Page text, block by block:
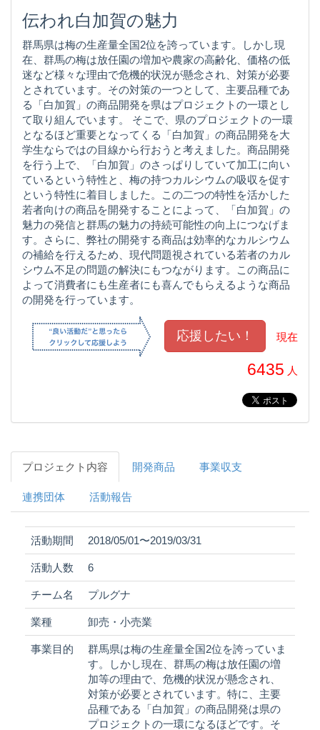
伝われ白加賀の魅力
群馬県は梅の生産量全国2位を誇っています。しかし現
在、群馬の梅は放任園の増加や農家の高齢化、価格の低
迷など様々な理由で危機的状況が懸念され、対策が必要
とされています。その対策の一つとして、主要品種であ
る「白加賀」の商品開発を県はプロジェクトの一環とし
て取り組んでいます。 そこで、県のプロジェクトの一環
となるほど重要となってくる「白加賀」の商品開発を大
学生ならではの目線から行おうと考えました。商品開発
を行う上で、「白加賀」のさっぱりしていて加工に向い
ているという特性と、梅の持つカルシウムの吸収を促す
という特性に着目しました。この二つの特性を活かした
若者向けの商品を開発することによって、「白加賀」の
魅力の発信と群馬の魅力の持続可能性の向上につなげま
す。さらに、弊社の開発する商品は効率的なカルシウム
の補給を行えるため、現代問題視されている若者のカル
シウム不足の問題の解決にもつながります。この商品に
よって消費者にも生産者にも喜んでもらえるような商品
の開発を行っています。
現在
6435 人
プロジェクト内容 開発商品 事業収支
連携団体 活動報告
活動期間 2018/05/01〜2019/03/31
活動人数 6
チーム名 プルグナ
業種 卸売・小売業
事業目的
群馬県は梅の生産量全国2位を誇っていま
す。しかし現在、群馬の梅は放任園の増
加等の理由で、危機的状況が懸念され、
対策が必要とされています。特に、主要
品種である「白加賀」の商品開発は県の
プロジェクトの一環になるほどです。そ